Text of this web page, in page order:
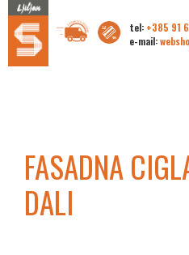
tel: +385 91
e-mail:
FASADNA
DALI